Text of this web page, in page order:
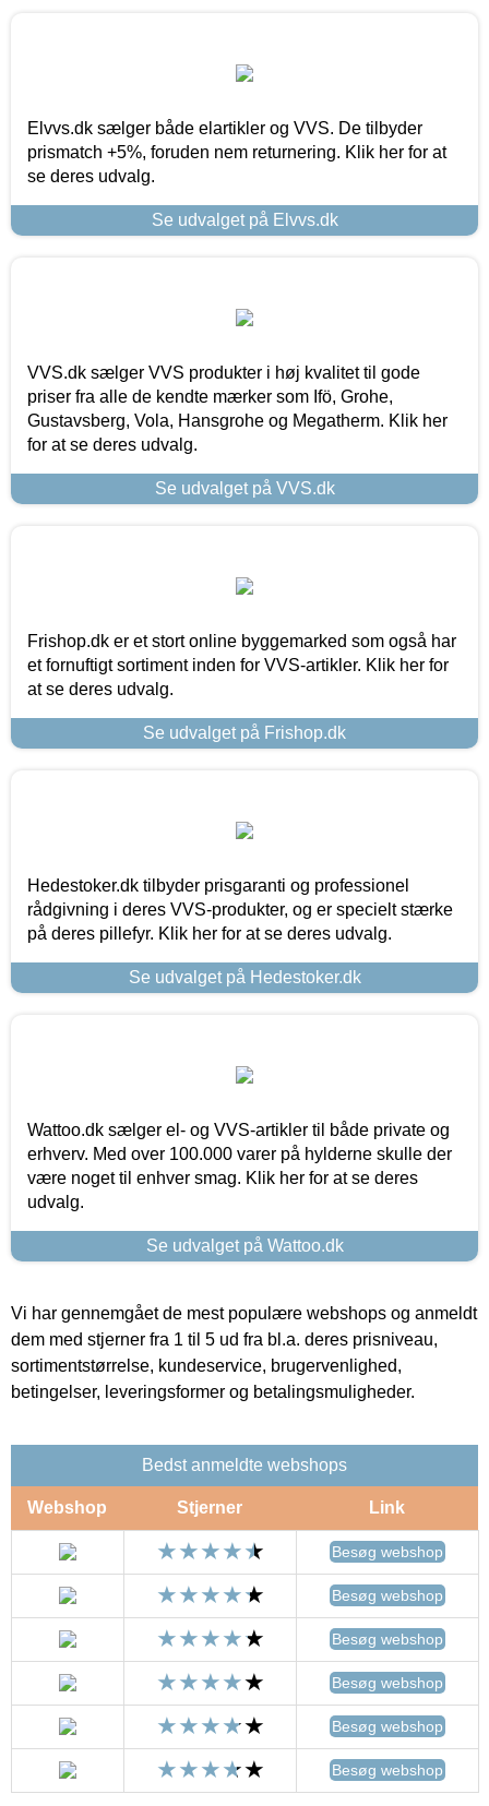
Elvvs.dk sælger både elartikler og VVS. De tilbyder
prismatch +5%, foruden nem returnering. Klik her for at
se deres udvalg.
Se udvalget på Elvvs.dk
VVS.dk sælger VVS produkter i høj kvalitet til gode
priser fra alle de kendte mærker som Ifö, Grohe,
Gustavsberg, Vola, Hansgrohe og Megatherm. Klik her
for at se deres udvalg.
Se udvalget på VVS.dk
Frishop.dk er et stort online byggemarked som også har
et fornuftigt sortiment inden for VVS-artikler. Klik her for
at se deres udvalg.
Se udvalget på Frishop.dk
Hedestoker.dk tilbyder prisgaranti og professionel
rådgivning i deres VVS-produkter, og er specielt stærke
på deres pillefyr. Klik her for at se deres udvalg.
Se udvalget på Hedestoker.dk
Wattoo.dk sælger el- og VVS-artikler til både private og
erhverv. Med over 100.000 varer på hylderne skulle der
være noget til enhver smag. Klik her for at se deres
udvalg.
Se udvalget på Wattoo.dk
Vi har gennemgået de mest populære webshops og anmeldt
dem med stjerner fra 1 til 5 ud fra bl.a. deres prisniveau,
sortimentstørrelse, kundeservice, brugervenlighed,
betingelser, leveringsformer og betalingsmuligheder.
Bedst anmeldte webshops
Webshop Stjerner Link
Besøg webshop
Besøg webshop
Besøg webshop
Besøg webshop
Besøg webshop
Besøg webshop